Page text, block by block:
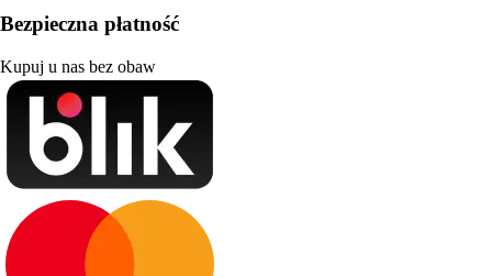
Bezpieczna płatność
Kupuj u nas bez obaw